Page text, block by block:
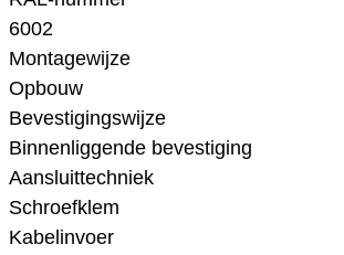
6002
Montagewijze
Opbouw
Bevestigingswijze
Binnenliggende bevestiging
Aansluittechniek
Schroefklem
Kabelinvoer